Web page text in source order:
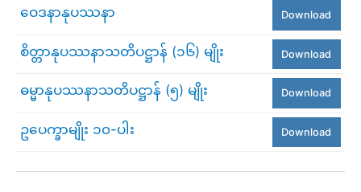
ဝေဒနာနုပဿနာ Download
စိတ္တာနုပဿနာသတိပဋ္ဌာန် (၁၆) မျိုး Download
ဓမ္မာနုပဿနာသတိပဋ္ဌာန် (၅) မျိုး Download
ဥပေက္ခာမျိုး ၁၀-ပါး Download